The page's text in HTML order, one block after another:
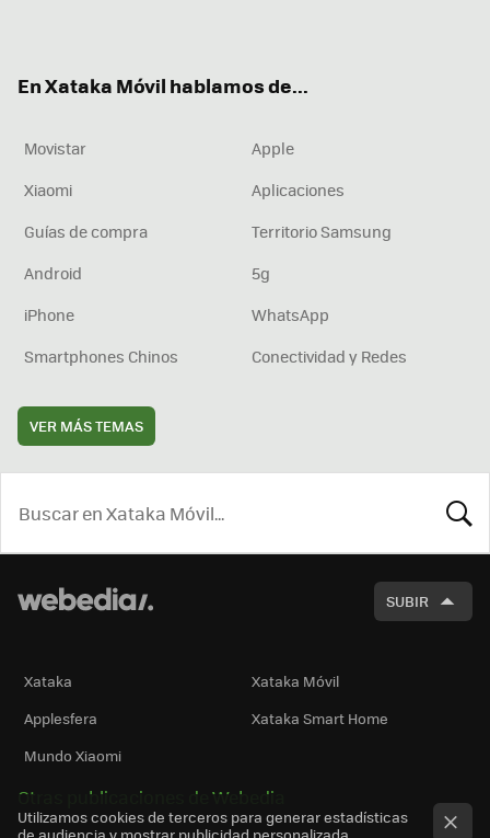
En Xataka Móvil hablamos de...
Movistar
Apple
Xiaomi
Aplicaciones
Guías de compra
Territorio Samsung
Android
5g
iPhone
WhatsApp
Smartphones Chinos
Conectividad y Redes
VER MÁS TEMAS
SUBIR
Xataka
Xataka Móvil
Applesfera
Xataka Smart Home
Mundo Xiaomi
Otras publicaciones de Webedia
Utilizamos cookies de terceros para generar estadísticas